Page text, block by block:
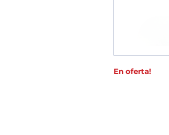
En oferta!